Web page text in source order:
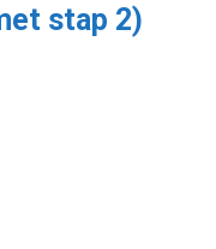
stap 2)